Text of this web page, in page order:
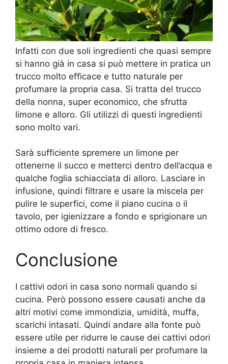
Infatti con due soli ingredienti che quasi sempre
si hanno già in casa si può mettere in pratica un
trucco molto efficace e tutto naturale per
profumare la propria casa. Si tratta del trucco
della nonna, super economico, che sfrutta
limone e alloro. Gli utilizzi di questi ingredienti
sono molto vari.
Sarà sufficiente spremere un limone per
ottenerne il succo e metterci dentro dell’acqua e
qualche foglia schiacciata di alloro. Lasciare in
infusione, quindi filtrare e usare la miscela per
pulire le superfici, come il piano cucina o il
tavolo, per igienizzare a fondo e sprigionare un
ottimo odore di fresco.
Conclusione
I cattivi odori in casa sono normali quando si
cucina. Però possono essere causati anche da
altri motivi come immondizia, umidità, muffa,
scarichi intasati. Quindi andare alla fonte può
essere utile per ridurre le cause dei cattivi odori
insieme a dei prodotti naturali per profumare la